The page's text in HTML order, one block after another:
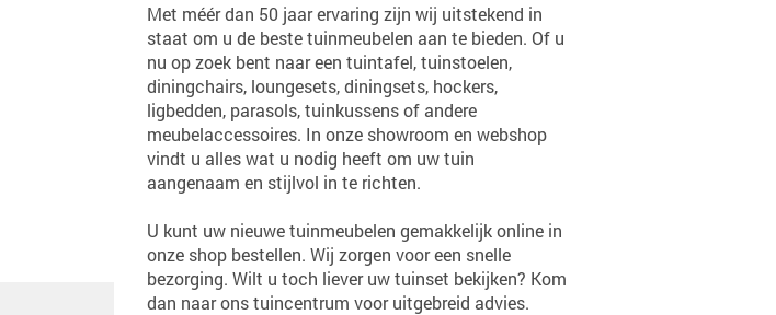
Met méér dan 50 jaar ervaring zijn wij uitstekend in
staat om u de beste tuinmeubelen aan te bieden. Of u
nu op zoek bent naar een tuintafel, tuinstoelen,
diningchairs, loungesets, diningsets, hockers,
ligbedden, parasols, tuinkussens of andere
meubelaccessoires. In onze showroom en webshop
vindt u alles wat u nodig heeft om uw tuin
aangenaam en stijlvol in te richten.
U kunt uw nieuwe tuinmeubelen gemakkelijk online in
onze shop bestellen. Wij zorgen voor een snelle
bezorging. Wilt u toch liever uw tuinset bekijken? Kom
dan naar ons tuincentrum voor uitgebreid advies.